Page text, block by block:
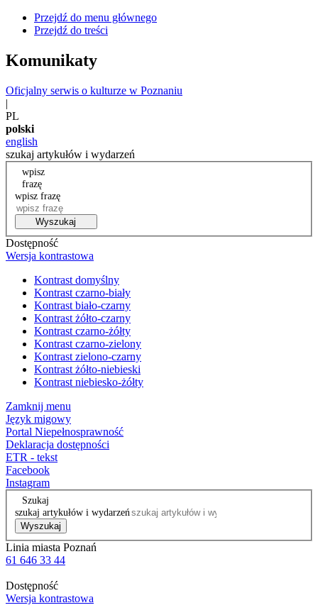
Przejdź do menu głównego
Przejdź do treści
Komunikaty
Oficjalny serwis o kulturze w Poznaniu
|
PL
polski
english
szukaj artykułów i wydarzeń
wpisz
frazę
wpisz frazę
Wyszukaj
Dostępność
Wersja kontrastowa
Kontrast domyślny
Kontrast czarno-biały
Kontrast biało-czarny
Kontrast żółto-czarny
Kontrast czarno-żółty
Kontrast czarno-zielony
Kontrast zielono-czarny
Kontrast żółto-niebieski
Kontrast niebiesko-żółty
Zamknij menu
Język migowy
Portal Niepełnosprawność
Deklaracja dostępności
ETR - tekst
Facebook
Instagram
Szukaj
szukaj artykułów i wydarzeń
Wyszukaj
Linia miasta Poznań
61 646 33 44
Dostępność
Wersja kontrastowa